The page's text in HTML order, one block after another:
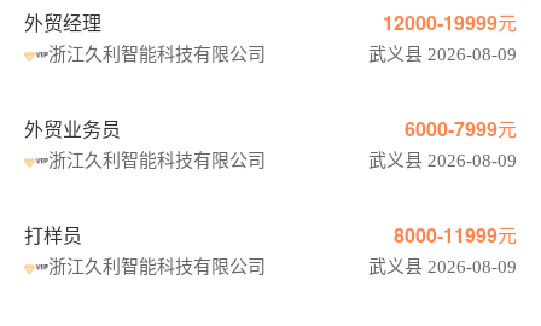
外贸经理 12000-19999元
浙江久利智能科技有限公司 武义县 2026-08-09
外贸业务员 6000-7999元
浙江久利智能科技有限公司 武义县 2026-08-09
打样员 8000-11999元
浙江久利智能科技有限公司 武义县 2026-08-09